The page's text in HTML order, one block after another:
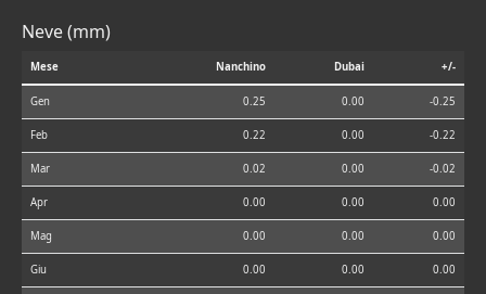
Neve (mm)
Mese Nanchino Dubai +/-
Gen 0.25 0.00 -0.25
Feb 0.22 0.00 -0.22
Mar 0.02 0.00 -0.02
Apr 0.00 0.00 0.00
Mag 0.00 0.00 0.00
Giu 0.00 0.00 0.00